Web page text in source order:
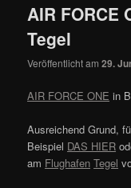
AIR FORCE
Tegel
Veröffentlicht am29.
AIR FORCE ONE in
Ausreichend Grund,
Beispiel DAS HIER
am Flughafen Tegel